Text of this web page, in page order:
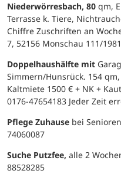
Niederwörresbach, 80 qm,
Terrasse k. Tiere,
Chiffre Zuschriften an
7, 52156 Monschau 111/
Doppelhaushälfte mit
Simmern/Hunsrück. 154
Kaltmiete 1500 € + NK +
0176-47654183 Jeder Zeit
Pflege Zuhause bei
74060087
Suche Putzfee, alle 2
88528285